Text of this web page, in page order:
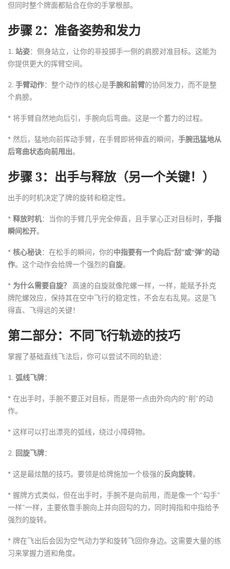
但同时整个牌面都贴合在你的手掌根部。
步骤 2：准备姿势和发力
1. 站姿：侧身站立，让你的非投掷手一侧的肩膀对准目标。这能为
你提供更大的挥臂空间。
2. 手臂动作：整个动作的核心是手腕和前臂的协同发力，而不是整
个肩膀。
* 将手臂自然地向后引，手腕向后弯曲。这是一个蓄力的过程。
* 然后，猛地向前挥动手臂，在手臂即将伸直的瞬间， 手腕迅猛地从
后弯曲状态向前甩出。
步骤 3：出手与释放（另一个关键！）
出手的时机决定了牌的旋转和稳定性。
* 释放时机：当你的手臂几乎完全伸直，且手掌心正对目标时， 手指
瞬间松开。
* 核心秘诀：在松手的瞬间，你的中指要有一个向后“刮”或“弹”的动
作。这个动作会给牌一个强烈的自旋。
* 为什么需要自旋？
高速的自旋就像陀螺一样，一样，能赋予扑克
牌陀螺效应，保持其在空中飞行的稳定性，不会左右乱晃。这是飞
得直、飞得远的关键！
第二部分：不同飞行轨迹的技巧
掌握了基础直线飞法后，你可以尝试不同的轨迹：
1. 弧线飞牌：
* 在出手时，手腕不要正对目标，而是带一点由外向内的“削”的动
作。
* 这样可以打出漂亮的弧线，绕过小障碍物。
2. 回旋飞牌：
* 这是最炫酷的技巧。要领是给牌施加一个极强的反向旋转。
* 握牌方式类似，但在出手时，手腕不是向前甩，而是像一个“勾手”
一样”一样，主要依靠手腕向上并向回勾的力，同时拇指和中指给予
强烈的旋转。
* 牌在飞出后会因为空气动力学和旋转飞回你身边。这需要大量的练
习来掌握力道和角度。